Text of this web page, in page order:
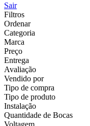
Sair
Filtros
Ordenar
Categoria
Marca
Preço
Entrega
Avaliação
Vendido por
Tipo de compra
Tipo de produto
Instalação
Quantidade de Bocas
Voltagem